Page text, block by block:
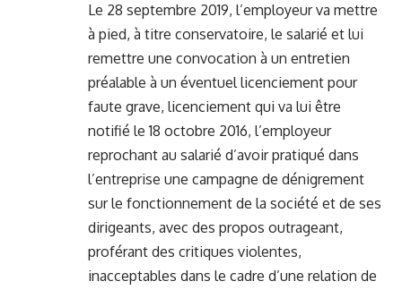
Le 28 septembre 2019, l’employeur va mettre
à pied, à titre conservatoire, le salarié et lui
remettre une convocation à un entretien
préalable à un éventuel licenciement pour
faute grave, licenciement qui va lui être
notifié le 18 octobre 2016, l’employeur
reprochant au salarié d’avoir pratiqué dans
l’entreprise une campagne de dénigrement
sur le fonctionnement de la société et de ses
dirigeants, avec des propos outrageant,
proférant des critiques violentes,
inacceptables dans le cadre d’une relation de